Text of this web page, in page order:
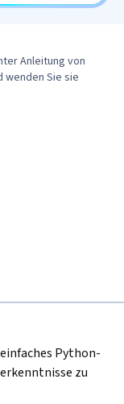
Anleitung von
wenden Sie sie
zu